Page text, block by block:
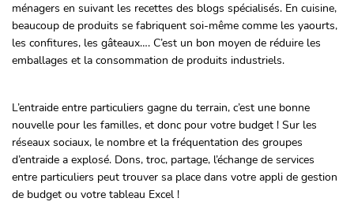
ménagers en suivant les recettes des blogs spécialisés. En cuisine,
beaucoup de produits se fabriquent soi-même comme les yaourts,
les confitures, les gâteaux…. C’est un bon moyen de réduire les
emballages et la consommation de produits industriels.
L’entraide entre particuliers gagne du terrain, c’est une bonne
nouvelle pour les familles, et donc pour votre budget ! Sur les
réseaux sociaux, le nombre et la fréquentation des groupes
d’entraide a explosé. Dons, troc, partage, l’échange de services
entre particuliers peut trouver sa place dans votre appli de gestion
de budget ou votre tableau Excel !